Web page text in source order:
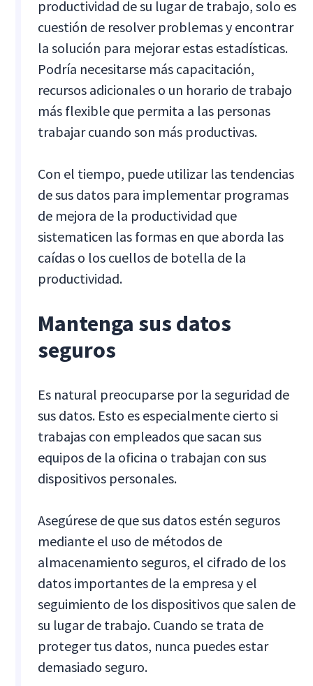
productividad de su lugar de trabajo, solo es
cuestión de resolver problemas y encontrar
la solución para mejorar estas estadísticas.
Podría necesitarse más capacitación,
recursos adicionales o un horario de trabajo
más flexible que permita a las personas
trabajar cuando son más productivas.
Con el tiempo, puede utilizar las tendencias
de sus datos para implementar programas
de mejora de la productividad que
sistematicen las formas en que aborda las
caídas o los cuellos de botella de la
productividad.
Mantenga sus datos
seguros
Es natural preocuparse por la seguridad de
sus datos. Esto es especialmente cierto si
trabajas con empleados que sacan sus
equipos de la oficina o trabajan con sus
dispositivos personales.
Asegúrese de que sus datos estén seguros
mediante el uso de métodos de
almacenamiento seguros, el cifrado de los
datos importantes de la empresa y el
seguimiento de los dispositivos que salen de
su lugar de trabajo. Cuando se trata de
proteger tus datos, nunca puedes estar
demasiado seguro.